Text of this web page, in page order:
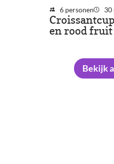
6 personen 30
en rood fruit
Bekijk